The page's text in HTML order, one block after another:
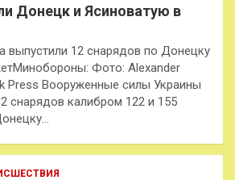
Донецк и Ясиноватую в
выпустили 12 снарядов по Донецку
Фото: Alexander
Press Вооруженные силы Украины
снарядов калибром 122 и 155